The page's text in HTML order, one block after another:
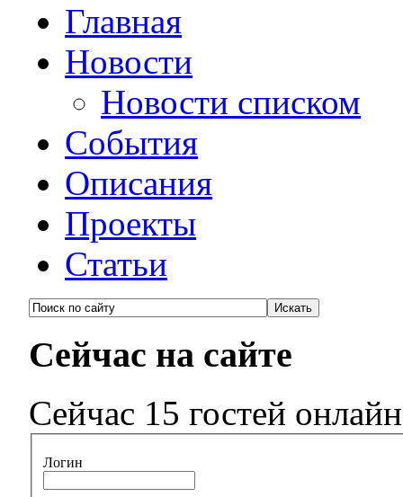
Главная
Новости
Новости списком
События
Описания
Проекты
Статьи
Сейчас на сайте
Сейчас 15 гостей онлайн
Логин